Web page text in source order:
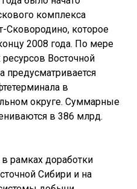
комплекса
Сковородино, которое
2008 года. По мере
Восточной
предусматривается
в
округе. Суммарные
в 386 млрд.
рамках доработки
Сибири и на